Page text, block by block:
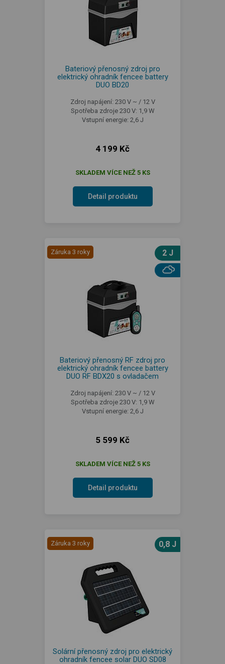
Bateriový přenosný zdroj pro
elektrický ohradník fencee battery
DUO BD20
Zdroj napájení: 230 V ~ / 12 V
Spotřeba zdroje 230 V: 1,9 W
Vstupní energie: 2,6 J
4 199 Kč
SKLADEM VÍCE NEŽ 5 KS
Detail produktu
Záruka 3 roky 2 J
Bateriový přenosný RF zdroj pro
elektrický ohradník fencee battery
DUO RF BDX20 s ovladačem
Zdroj napájení: 230 V ~ / 12 V
Spotřeba zdroje 230 V: 1,9 W
Vstupní energie: 2,6 J
5 599 Kč
SKLADEM VÍCE NEŽ 5 KS
Detail produktu
Záruka 3 roky 0,8 J
Solární přenosný zdroj pro elektrický
ohradník fencee solar DUO SD08